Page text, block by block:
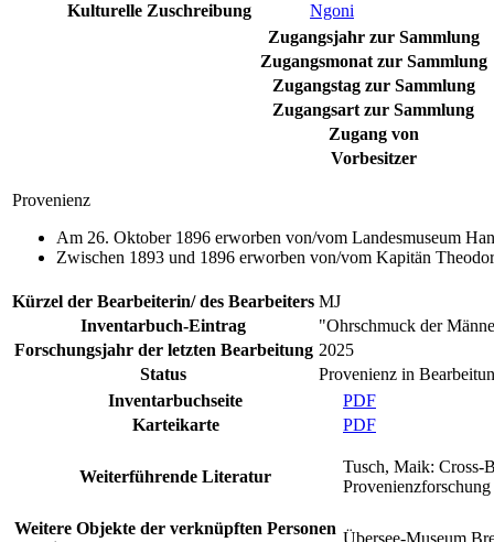
Kulturelle Zuschreibung
Ngoni
Zugangsjahr zur Sammlung
Zugangsmonat zur Sammlung
Zugangstag zur Sammlung
Zugangsart zur Sammlung
Zugang von
Vorbesitzer
Provenienz
Am 26. Oktober 1896 erworben von/vom Landesmuseum
Zwischen 1893 und 1896 erworben von/vom Kapitän
Kürzel der Bearbeiterin/ des Bearbeiters MJ
Inventarbuch-Eintrag
"Ohrschmuck der
Forschungsjahr der letzten Bearbeitung 2025
Status
Provenienz in
Inventarbuchseite
PDF
Karteikarte
PDF
Weiterführende Literatur
Tusch, Maik: Cross-
Weitere Objekte der verknüpften Personen